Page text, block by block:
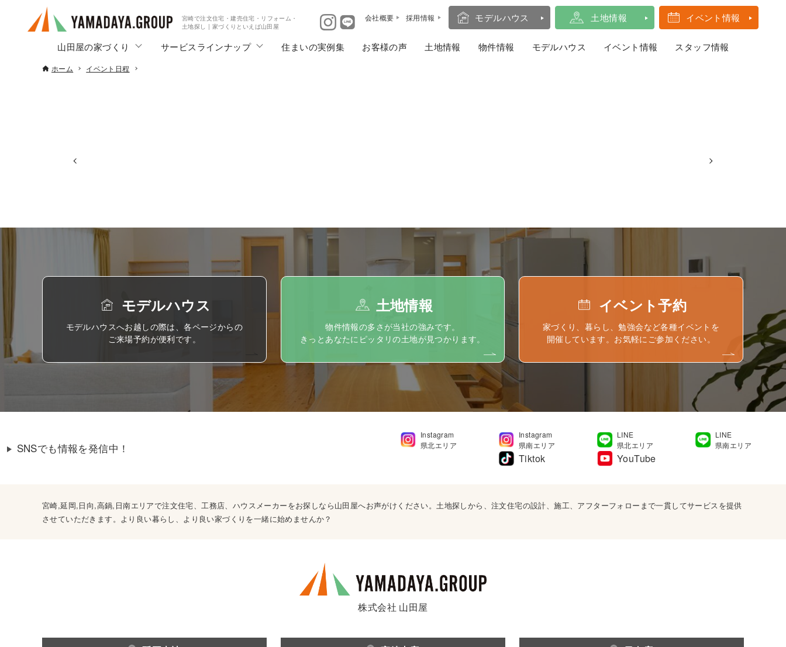
宮崎で注文住宅・建売住宅・リフォーム・
土地探し | 家づくりといえば山田屋
会社概要 採用情報 モデルハウス 土地情報 イベント情報
山田屋の家づくり サービスラインナップ 住まいの実例集 お客様の声 土地情報 物件情報 モデルハウス イベント情報 スタッフ情報
ホーム イベント日程
モデルハウス
モデルハウスへお越しの際は、各ページからの
ご来場予約が便利です。
土地情報
物件情報の多さが当社の強みです。
きっとあなたにピッタリの土地が見つかります。
イベント予約
家づくり、暮らし、勉強会など各種イベントを
開催しています。お気軽にご参加ください。
SNSでも情報を発信中！
Instagram
県北エリア
Instagram
県南エリア
LINE
県北エリア
LINE
県南エリア
Tiktok YouTube
宮崎,延岡,日向,高鍋,日南エリアで注文住宅、工務店、ハウスメーカーをお探しなら山田屋へお声がけください。土地探しから、注文住宅の設計、施工、アフターフォローまで一貫してサービスを提供
させていただきます。より良い暮らし、より良い家づくりを一緒に始めませんか？
株式会社 山田屋